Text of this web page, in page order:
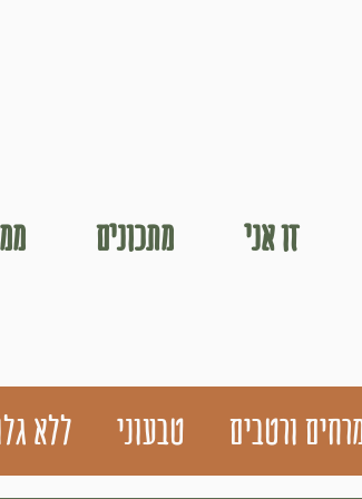
זו אני מתכונים
ורטבים טבעוני
ללא